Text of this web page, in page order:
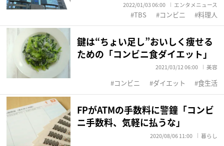
2022/01/03 06:00 エンタメニュース
TBS コンビニ 料理人
鍵は“ちょい足し”おいしく痩せる
ための「コンビニ食ダイエット」
2021/03/12 06:00 美容
コンビニ ダイエット 食生活
FPがATMの手数料に警鐘「コンビ
ニ手数料、気軽に払うな」
2020/08/06 11:00 暮らし